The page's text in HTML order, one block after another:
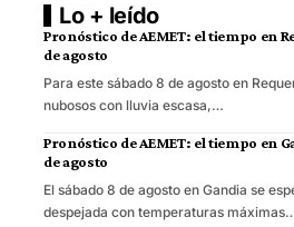
Lo + leído
Pronóstico de AEMET: el tiempo en
de agosto
Para este sábado 8 de agosto en
nubosos con lluvia escasa,…
Pronóstico de AEMET: el tiempo en
de agosto
El sábado 8 de agosto en Gandia se
despejada con temperaturas